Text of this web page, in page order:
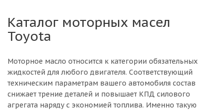
Каталог моторных масел
Toyota
Моторное масло относится к категории обязательных
жидкостей для любого двигателя. Соответствующий
техническим параметрам вашего автомобиля состав
снижает трение деталей и повышает КПД силового
агрегата наряду с экономией топлива. Именно такую